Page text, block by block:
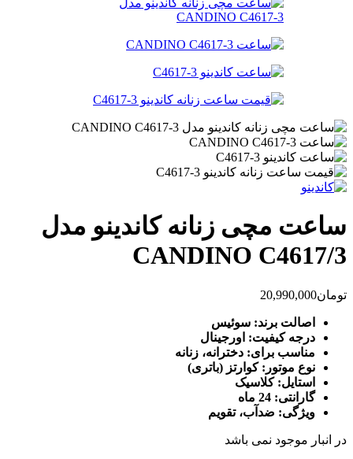
ساعت مچی زنانه کاندینو مدل
CANDINO C4617/3
تومان20,990,000
اصالت برند: سوئیس
درجه کیفیت: اورجینال
مناسب برای: دخترانه، زنانه
نوع موتور: کوارتز (باتری)
استایل: کلاسیک
گارانتی: 24 ماه
ویژگی: ضدآب، تقویم
در انبار موجود نمی باشد